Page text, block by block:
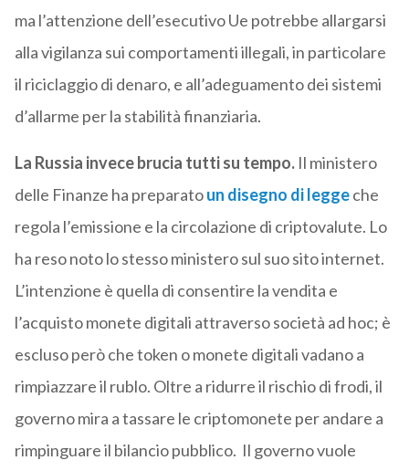
ma l’attenzione dell’esecutivo Ue potrebbe allargarsi
alla vigilanza sui comportamenti illegali, in particolare
il riciclaggio di denaro, e all’adeguamento dei sistemi
d’allarme per la stabilità finanziaria.
La Russia invece brucia tutti su tempo. Il ministero
delle Finanze ha preparatoun disegno di leggeche
regola l’emissione e la circolazione di criptovalute. Lo
ha reso noto lo stesso ministero sul suo sito internet.
L’intenzione è quella di consentire la vendita e
l’acquisto monete digitali attraverso società ad hoc; è
escluso però che token o monete digitali vadano a
rimpiazzare il rublo. Oltre a ridurre il rischio di frodi, il
governo mira a tassare le criptomonete per andare a
rimpinguare il bilancio pubblico. Il governo vuole